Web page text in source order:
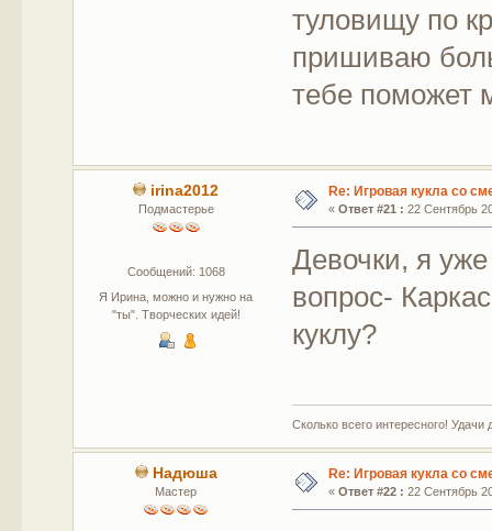
туловищу по
пришиваю
тебе поможет
irina2012
Подмастерье
Сообщений: 1068
Я Ирина, можно и нужно на
"ты". Творческих идей!
Re: Игровая кукла со
« Ответ #21 : 22 Сентябрь
Девочки, я
вопрос-
куклу?
Сколько всего интересного! Удачи
Надюша
Мастер
Re: Игровая кукла со
« Ответ #22 : 22 Сентябрь